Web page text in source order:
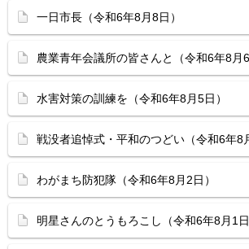
一日市長（令和6年8月8日）
農業青年会議所の皆さんと（令和6年8月6
水害対策の訓練を（令和6年8月5日）
戦没者追悼式・平和のつどい（令和6年8
わがまち防犯隊（令和6年8月2日）
明星さんのとうもろこし（令和6年8月1日